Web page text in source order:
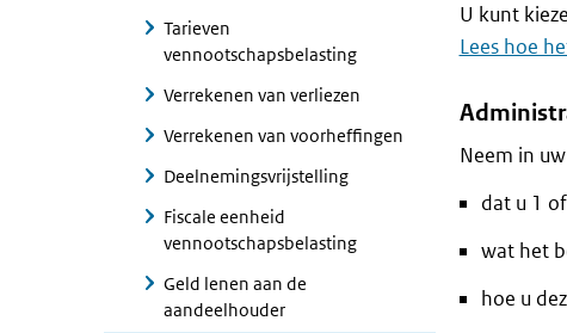
Tarieven
vennootschapsbelasting
Verrekenen van verliezen
Verrekenen van voorheffingen
Deelnemingsvrijstelling
Fiscale eenheid
vennootschapsbelasting
Geld lenen aan de
aandeelhouder
U kunt
Lees hoe
Neem in
dat u 1
wat het
hoe u